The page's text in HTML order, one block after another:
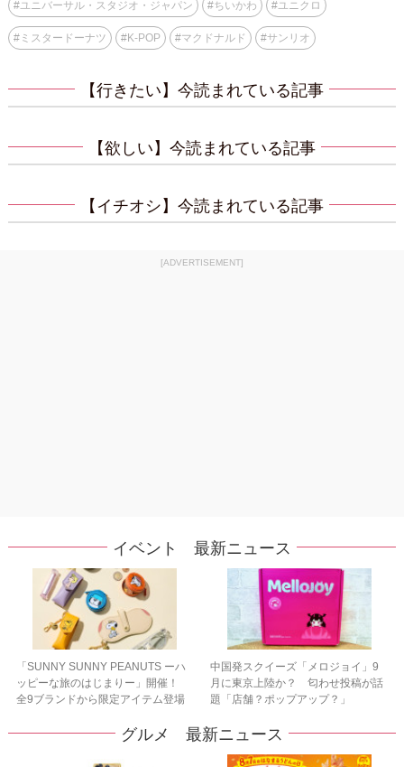
#ユニバーサル・スタジオ・ジャパン #ちいかわ #ユニクロ
#ミスタードーナツ #K-POP #マクドナルド #サンリオ
【行きたい】今読まれている記事
【欲しい】今読まれている記事
【イチオシ】今読まれている記事
[ADVERTISEMENT]
イベント 最新ニュース
「SUNNY SUNNY PEANUTS ーハ
ッピーな旅のはじまりー」開催！
全9ブランドから限定アイテム登場
中国発スクイーズ「メロジョイ」9
月に東京上陸か？ 匂わせ投稿が話
題「店舗？ポップアップ？」
グルメ 最新ニュース